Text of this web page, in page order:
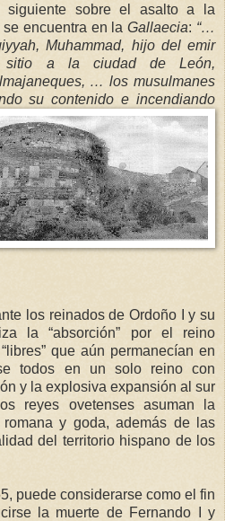
siguiente sobre el asalto a la
encuentra en laGallaecia: “…
, Muhammad, hijo del emir
sitio a la ciudad de León,
… los musulmanes
su contenido e incendiando
los reinados de Ordoño I y su
la “absorción” por el reino
que aún permanecían en
todos en un solo reino con
y la explosiva expansión al sur
reyes ovetenses asuman la
romana y goda, además de las
del territorio hispano de los
puede considerarse como el fin
la muerte de Fernando I y